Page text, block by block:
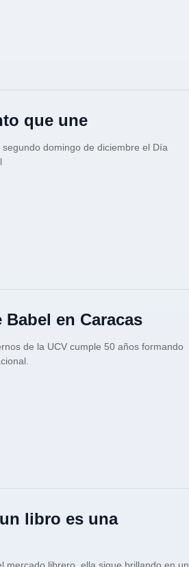
que une
domingo de diciembre el Día
en Caracas
de la UCV cumple 50 años formando
libro es una
mercado librero, ella sigue brillando en un